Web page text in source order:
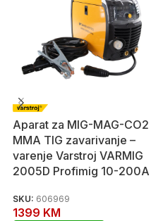
Aparat za MIG-MAG-CO2
MMA TIG zavarivanje –
varenje Varstroj VARMIG
2005D Profimig 10-200A
SKU: 606969
1399 KM